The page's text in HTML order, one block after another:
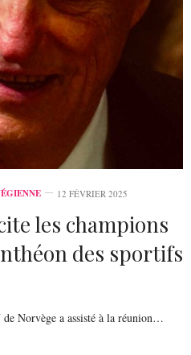
12 FÉVRIER 2025
les champions
des sportifs
Norvège a assisté à la réunion…